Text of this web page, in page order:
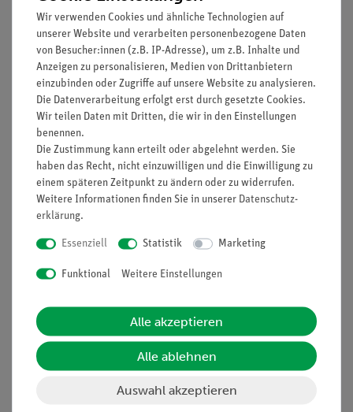
des Niedersächsischen Kultusministeriums
Schülerexperiment im Fach Biologie für die Abiturprüfung mit
landesweit einheitlichen Aufgabenstellungen lt.
Kultusministerkonferenz (KMK) und Institut zur
Qualitätsentwicklung im Bildungswesen (IQB)
In diesem Versuch wird eine Dünnschichtchromatographie
vom Blattextrakt der Petersilie durchgeführt und das
Chromatogramm der voneinander getrennten Blattpigmente
ausgewertet.
Lieferumfang
Media / Downloads
Wir verwenden Cookies und ähnliche Technologien auf
unserer Website und verarbeiten personenbezogene Daten
von Besucher:innen (z.B. IP-Adresse), um z.B. Inhalte und
Anzeigen zu personalisieren, Medien von Drittanbietern
einzubinden oder Zugriffe auf unsere Website zu analysieren.
Die Datenverarbeitung erfolgt erst durch gesetzte Cookies.
Wir teilen Daten mit Dritten, die wir in den Einstellungen
benennen.
Die Zustimmung kann erteilt oder abgelehnt werden. Sie
haben das Recht, nicht einzuwilligen und die Einwilligung zu
einem späteren Zeitpunkt zu ändern oder zu widerrufen.
Weitere Informationen finden Sie in unserer Daten­schutz­
erklärung.
Essenziell Statistik Marketing
Funktional Weitere Einstellungen
Alle akzeptieren
Alle ablehnen
Auswahl akzeptieren